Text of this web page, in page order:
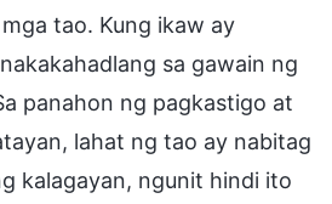
tao. Kung ikaw ay
sa gawain ng
panahon ng pagkastigo at
lahat ng tao ay nabitag
kalagayan, ngunit hindi ito